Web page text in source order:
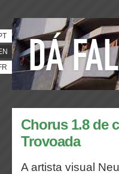
Chorus 1.8 de
Trovoada
A artista visual